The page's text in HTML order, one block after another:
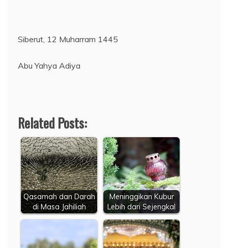
Siberut, 12 Muharram 1445
Abu Yahya Adiya
Related Posts:
Qasamah dan Darah
di Masa Jahiliah
Meninggikan Kubur
Lebih dari Sejengkal